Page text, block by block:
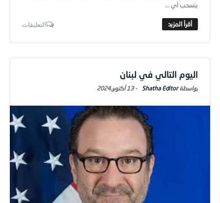
ينسحب أي ...
التعليقات
اليوم التالي في لبنان
Shatha Editor
-13 أكتوبر,2024